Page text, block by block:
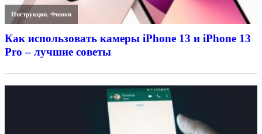
Инструкции,Фишки
Как использовать камеры iPhone 13 и iPhone 13
Pro – лучшие советы